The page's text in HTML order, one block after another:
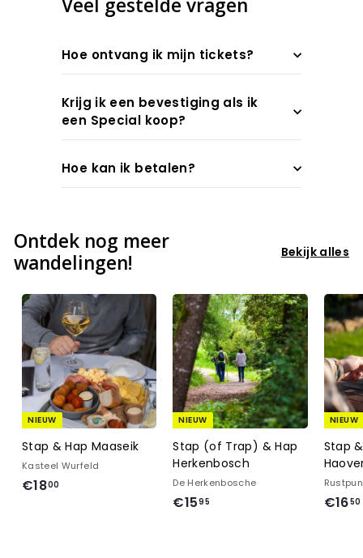
Veel gestelde vragen
Hoe ontvang ik mijn tickets?
Krijg ik een bevestiging als ik
een Special koop?
Hoe kan ik betalen?
Ontdek nog meer
wandelingen!
Bekijk alles
NIEUW
Stap & Hap Maaseik
Kasteel Wurfeld
€1800
NIEUW
Stap (of Trap) & Hap
Herkenbosch
De Herkenbosche
€1595
NIEUW
Stap
€1650